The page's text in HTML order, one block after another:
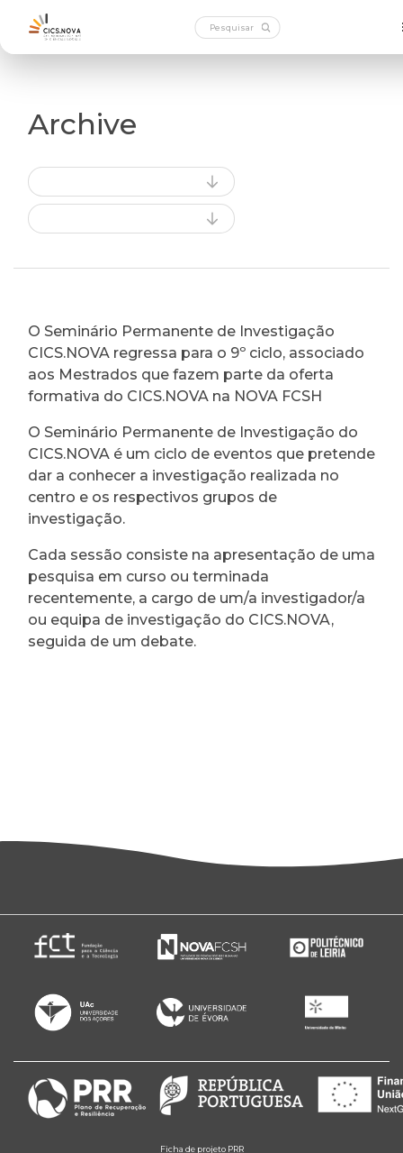
Archive
O Seminário Permanente de Investigação
CICS.NOVA regressa para o 9º ciclo, associado
aos Mestrados que fazem parte da oferta
formativa do CICS.NOVA na NOVA FCSH
O Seminário Permanente de Investigação do
CICS.NOVA é um ciclo de eventos que pretende
dar a conhecer a investigação realizada no
centro e os respectivos grupos de
investigação.
Cada sessão consiste na apresentação de uma
pesquisa em curso ou terminada
recentemente, a cargo de um/a investigador/a
ou equipa de investigação do CICS.NOVA,
seguida de um debate.
Ficha de projeto PRR